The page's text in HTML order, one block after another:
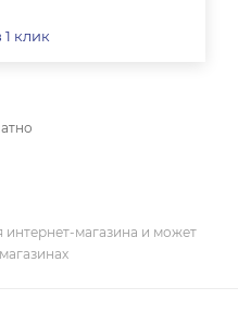
1 клик
интернет-магазина и может